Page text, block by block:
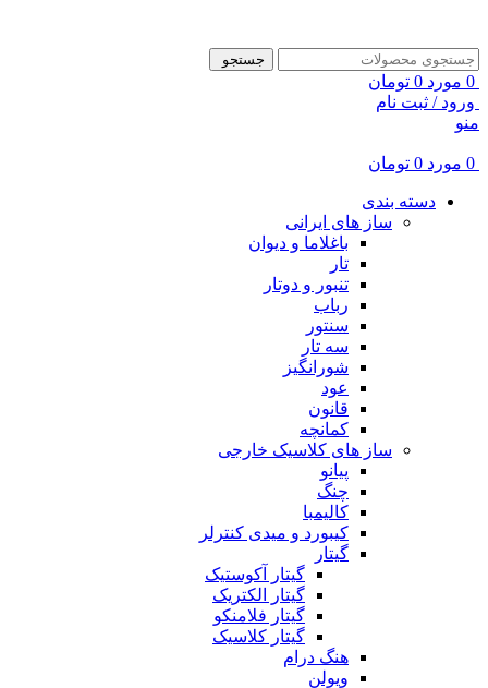
جستجو
0 مورد 0 تومان
ورود / ثبت نام
منو
0 مورد 0 تومان
دسته بندی
ساز های ایرانی
باغلاما و دیوان
تار
تنبور و دوتار
رباب
سنتور
سه تار
شورانگیز
عود
قانون
کمانچه
ساز های کلاسیک خارجی
پیانو
چنگ
کالیمبا
کیبورد و میدی کنترلر
گیتار
گیتار آکوستیک
گیتار الکتریک
گیتار فلامنکو
گیتار کلاسیک
هنگ درام
ویولن